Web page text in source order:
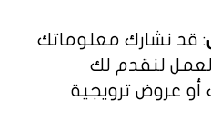
: قد نشارك معلوماتك
لنقدم لك
أو عروض ترويجية